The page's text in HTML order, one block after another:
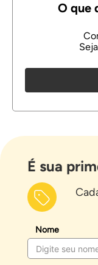
É sua
Nome